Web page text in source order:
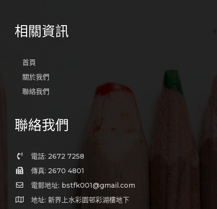
相關資訊
首頁
關於我們
聯絡我們
聯絡我們
電話: 2672 7258
傳真: 2670 4801
電郵地址: bstfk001@gmail.com
地址: 新界上水彩園邨彩湖樓地下